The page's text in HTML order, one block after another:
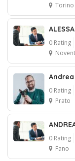
Torino
0 Rating
0 Rating
Prato
0 Rating
Fano